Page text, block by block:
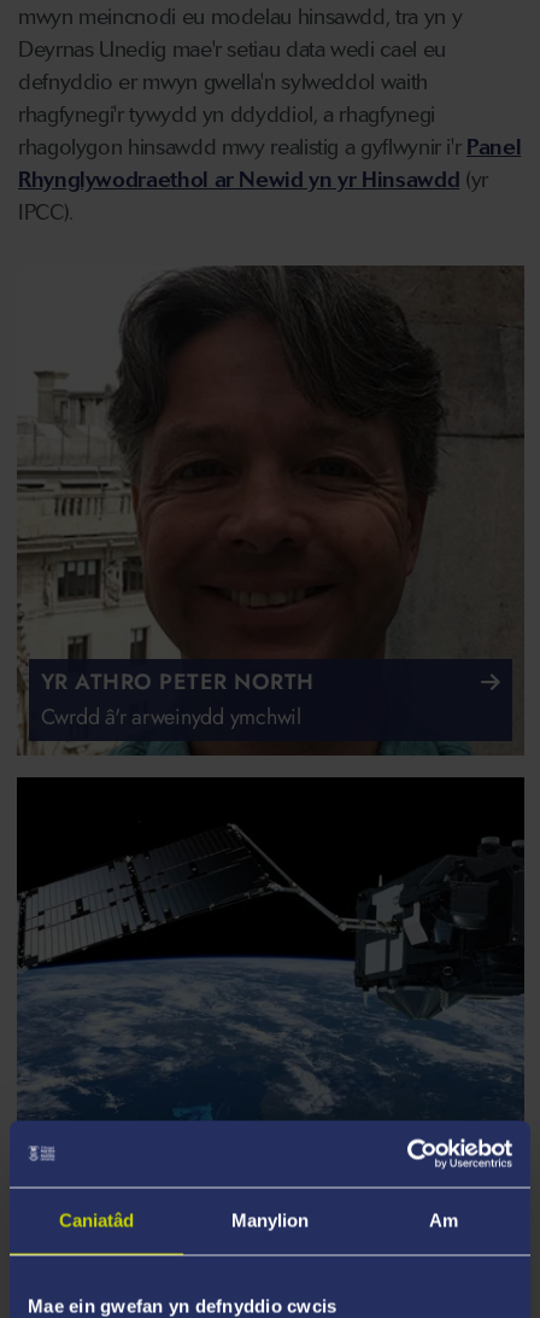
Caniatâd Manylion Am
Mae ein gwefan yn defnyddio cwcis
mwyn meincnodi eu modelau hinsawdd, tra yn y
Deyrnas Unedig mae'r setiau data wedi cael eu
defnyddio er mwyn gwella'n sylweddol waith
rhagfynegi'r tywydd yn ddyddiol, a rhagfynegi
rhagolygon hinsawdd mwy realistig a gyflwynir i'r Panel
Rhynglywodraethol ar Newid yn yr Hinsawdd (yr
IPCC).
YR ATHRO PETER NORTH
Cwrdd â'r arweinydd ymchwil
GRŴP YMCHWIL
Grŵp Modelu Amgylcheddol Byd-eang ac Arsylwi'r
Ddaear